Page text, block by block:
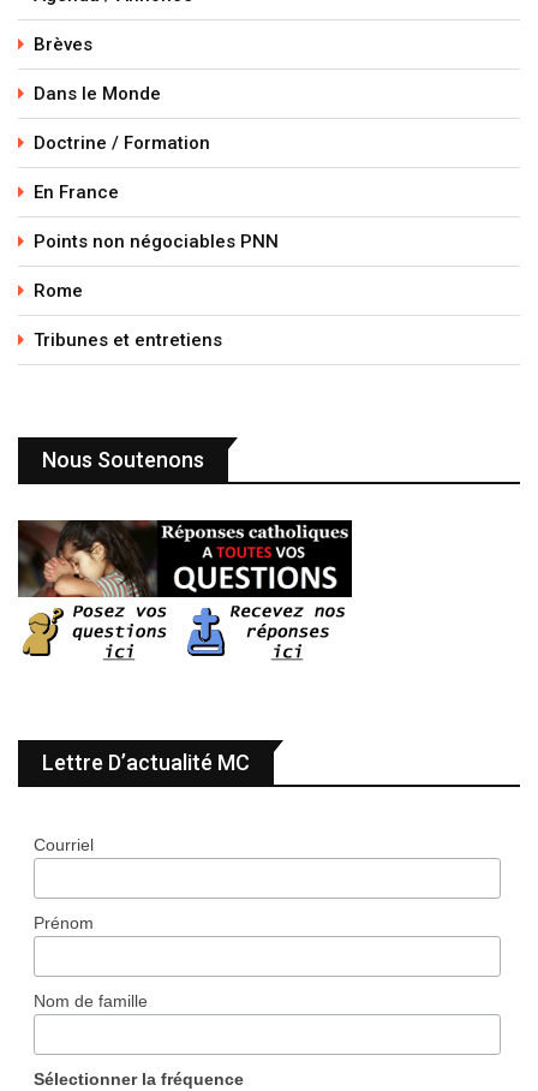
Brèves
Dans le Monde
Doctrine / Formation
En France
Points non négociables PNN
Rome
Tribunes et entretiens
Nous Soutenons
Lettre D’actualité MC
Courriel
Prénom
Nom de famille
Sélectionner la fréquence